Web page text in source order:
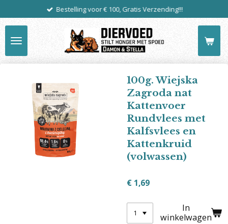
de
hoofdinhoud
Bestelling voor € 100, Gratis Verzending!!!
100g. Wiejska
Zagroda nat
Kattenvoer
Rundvlees met
Kalfsvlees en
Kattenkruid
(volwassen)
€ 1,69
In
winkelwagen